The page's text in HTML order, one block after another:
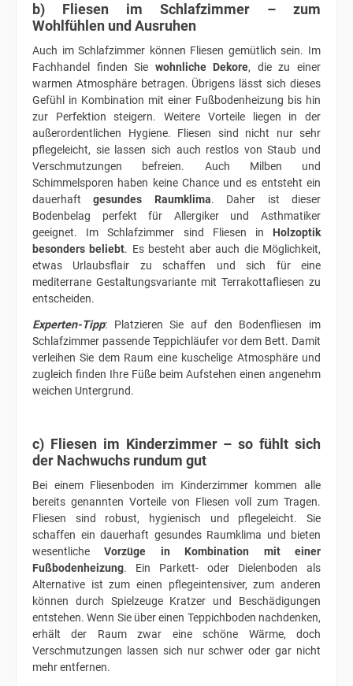
b) Fliesen im Schlafzimmer – zum
Wohlfühlen und Ausruhen
Auch im Schlafzimmer können Fliesen gemütlich sein. Im
Fachhandel finden Sie wohnliche Dekore, die zu einer
warmen Atmosphäre betragen. Übrigens lässt sich dieses
Gefühl in Kombination mit einer Fußbodenheizung bis hin
zur Perfektion steigern. Weitere Vorteile liegen in der
außerordentlichen Hygiene. Fliesen sind nicht nur sehr
pflegeleicht, sie lassen sich auch restlos von Staub und
Verschmutzungen befreien. Auch Milben und
Schimmelsporen haben keine Chance und es entsteht ein
dauerhaftgesundes Raumklima. Daher ist dieser
Bodenbelag perfekt für Allergiker und Asthmatiker
geeignet. Im Schlafzimmer sind Fliesen in Holzoptik
besonders beliebt. Es besteht aber auch die Möglichkeit,
etwas Urlaubsflair zu schaffen und sich für eine
mediterrane Gestaltungsvariante mit Terrakottafliesen zu
entscheiden.
Experten-Tipp: Platzieren Sie auf den Bodenfliesen im
Schlafzimmer passende Teppichläufer vor dem Bett. Damit
verleihen Sie dem Raum eine kuschelige Atmosphäre und
zugleich finden Ihre Füße beim Aufstehen einen angenehm
weichen Untergrund.
c) Fliesen im Kinderzimmer – so fühlt sich
der Nachwuchs rundum gut
Bei einem Fliesenboden im Kinderzimmer kommen alle
bereits genannten Vorteile von Fliesen voll zum Tragen.
Fliesen sind robust, hygienisch und pflegeleicht. Sie
schaffen ein dauerhaft gesundes Raumklima und bieten
wesentlicheVorzüge in Kombination mit einer
Fußbodenheizung. Ein Parkett- oder Dielenboden als
Alternative ist zum einen pflegeintensiver, zum anderen
können durch Spielzeuge Kratzer und Beschädigungen
entstehen. Wenn Sie über einen Teppichboden nachdenken,
erhält der Raum zwar eine schöne Wärme, doch
Verschmutzungen lassen sich nur schwer oder gar nicht
mehr entfernen.